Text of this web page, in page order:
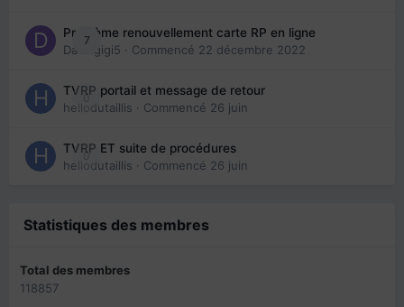
7
Problème renouvellement carte RP en ligne
Davidgigi5 · Commencé 22 décembre 2022
0
TVRP portail et message de retour
hellodutaillis · Commencé 26 juin
0
TVRP ET suite de procédures
hellodutaillis · Commencé 26 juin
Statistiques des membres
Total des membres
118857